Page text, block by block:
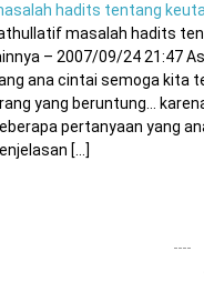
hadits tentang
masalah hadits
– 2007/09/24 21:47
ana cintai semoga kita
yang beruntung…
pertanyaan yang
[...]